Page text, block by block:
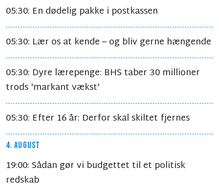
05:30: En dødelig pakke i postkassen
05:30: Lær os at kende – og bliv gerne hængende
05:30: Dyre lærepenge: BHS taber 30 millioner
trods 'markant vækst'
05:30: Efter 16 år: Derfor skal skiltet fjernes
4. AUGUST
19:00: Sådan gør vi budgettet til et politisk
redskab